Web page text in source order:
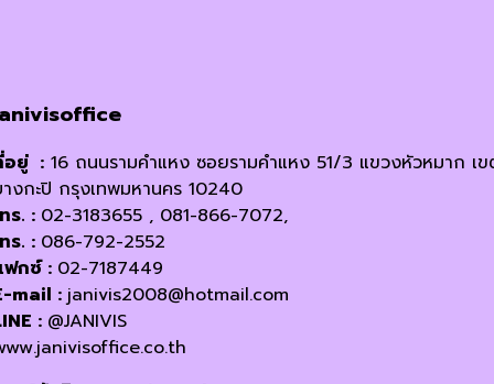
อยู่ : 16 ถนนรามคำแหง ซอยรามคำแหง 51/3 แขวงหัวหมาก เ
งกะปิ กรุงเทพมหานคร 10240
ร. : 02-3183655 , 081-866-7072,
ร. : 086-792-2552
กซ์ : 02-7187449
mail : janivis2008@hotmail.com
: @JANIVIS